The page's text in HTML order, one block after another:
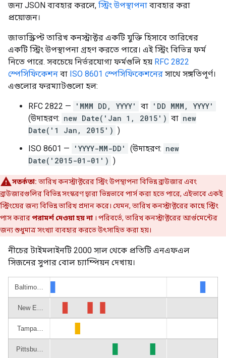
জন্য JSON ব্যবহার করলে, স্ট্রিং উপস্থাপনা ব্যবহার করা
প্রয়োজন।
জাভাস্ক্রিপ্ট তারিখ কনস্ট্রাক্টর একটি যুক্তি হিসাবে তারিখের
একটি স্ট্রিং উপস্থাপনা গ্রহণ করতে পারে। এই স্ট্রিং বিভিন্ন ফর্ম
নিতে পারে. সবচেয়ে নির্ভরযোগ্য ফর্মগুলি হয় RFC 2822
স্পেসিফিকেশন বা ISO 8601 স্পেসিফিকেশনের সাথে সঙ্গতিপূর্ণ।
এগুলোর ফরম্যাটগুলো হল:
RFC 2822 — 'MMM DD, YYYY' বা 'DD MMM, YYYY'
(উদাহরণ: new Date('Jan 1, 2015') বা new
Date('1 Jan, 2015') )
ISO 8601 —
'YYYY-MM-DD' (উদাহরণ: new
Date('2015-01-01') )
সতর্কতা: তারিখ কনস্ট্রাক্টরের স্ট্রিং উপস্থাপনা বিভিন্ন ব্রাউজার এবং
ব্রাউজারগুলির বিভিন্ন সংস্করণ দ্বারা ভিন্নভাবে পার্স করা হতে পারে, এইভাবে একই
স্ট্রিংয়ের জন্য বিভিন্ন তারিখ প্রদান করে। যেমন, তারিখ কনস্ট্রাক্টরের কাছে স্ট্রিং
পাস করারপরামর্শ দেওয়া হয় না । পরিবর্তে, তারিখ কনস্ট্রাক্টরের আর্গুমেন্টের
জন্য শুধুমাত্র সংখ্যা ব্যবহার করতে উৎসাহিত করা হয়।
নীচের টাইমলাইনটি 2000 সাল থেকে প্রতিটি এনএফএল
সিজনের সুপার বোল চ্যাম্পিয়ন দেখায়।